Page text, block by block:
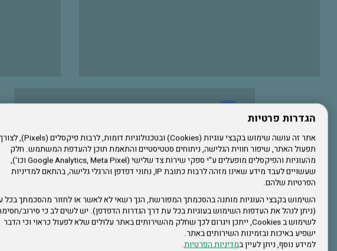
הגדרות פרטיות
אתר זה עושה שימוש בקבצי עוגיות (Cookies) ובטכנולוגיות דומות, לרבות פיקסלים (Pixels), לצורך
תפעול האתר, שיפור חווית הגלישה, ניתוחים סטטיסטיים והתאמת תוכן להעדפת המשתמש. חלק
מהעוגיות והפיקסלים מופעלים ע"י ספקי שירות צד שלישי (Google Analytics, Meta Pixel וכו'),
שעשויים לעבד מידע שאינו מזהה לרבות כתובת IP, נתוני דפדפן והרגלי גלישה, בהתאם למדיניות
הפרטיות שלהם.
השימוש בקבצי העוגיות מותנה בהסכמתך המפורשת, הנך רשאי לא לאשר או לחזור מהסכמתך בכל
(ניתן לנהל את העדפות השימוש בעוגיות בכל עת דרך הגדרות הדפדפן). יש לשים לב כי סירוב/
לשימוש ב Cookies, ייתכן ויגרום לכך שחלק מהשירותים באתר עלולים שלא לפעול כראוי וכי הדבר
ישפיע באיכות ובזמינות השירותים באתר.
למידע נוסף, ניתן לעיין במדיניות הפרטיות.
הרשמו לערוץ היוטיוב שלנו
אתר צה"ל